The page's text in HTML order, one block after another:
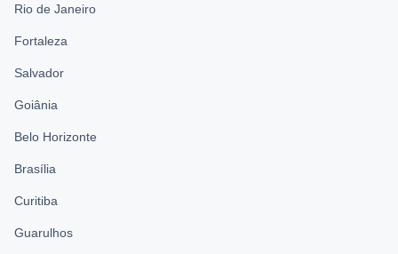
Rio de Janeiro
Fortaleza
Salvador
Goiânia
Belo Horizonte
Brasília
Curitiba
Guarulhos